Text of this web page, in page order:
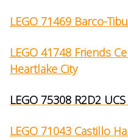
LEGO 71469 Barco-
LEGO 41748 Friends
Heartlake City
LEGO 75308 R2D2
LEGO 71043 Castillo